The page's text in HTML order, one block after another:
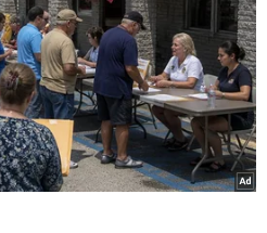
có vấn đề về tâm thần và
.